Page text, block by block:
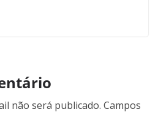
não será publicado. Campos